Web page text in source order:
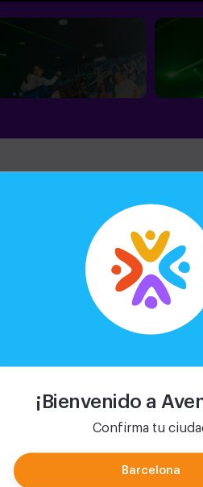
¡Bienvenido a
Confirma tu
Barcelona